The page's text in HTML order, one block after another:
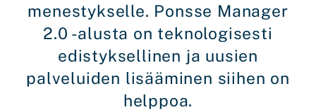
menestykselle. Ponsse Manager
2.0 -alusta on teknologisesti
edistyksellinen ja uusien
palveluiden lisääminen siihen on
helppoa.